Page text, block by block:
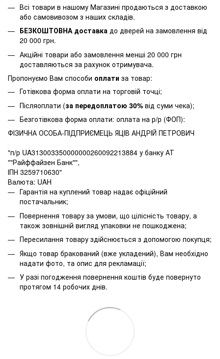
Всі товари в нашому Магазині продаються з доставкою
або самовивозом з наших складів.
БЕЗКОШТОВНА доставка до дверей на замовлення від
20 000 грн.
Акційні товари або замовлення менші 20 000 грн
доставляються за рахунок отримувача.
Пропонуємо Вам способи оплати за товар:
Готівкова форма оплати на торговій точці;
Післяоплати (за передоплатою 30% від суми чека);
Безготівкова форма оплати: оплата на р/р (ФОП):
ФІЗИЧНА ОСОБА-ПІДПРИЄМЕЦЬ ЯЦІВ АНДРІЙ ПЕТРОВИЧ
"п/р UA313003350000000260092213884 у банку АТ
""Райффайзен Банк"",
ІПН 3259710630"
Валюта: UAH
Гарантія на куплений товар надає офіційний
постачальник;
Повернення товару за умови, що цілісність товару, а
також зовнішній вигляд упаковки не пошкоджена;
Пересилання товару здійснюється з допомогою покупця;
Якщо товар бракований (вже укладений), Вам необхідно
надати фото, та опис для рекламації;
У разі погодження повернення коштів буде повернуто
протягом 14 робочих днів.